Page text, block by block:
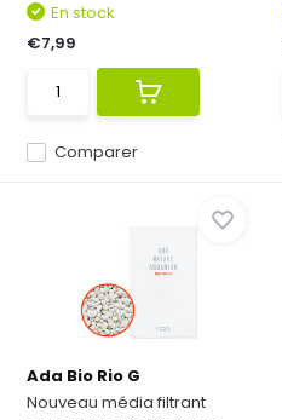
Comparer
En stock
€7,99
Ada Bio Rio G
Nouveau média filtrant